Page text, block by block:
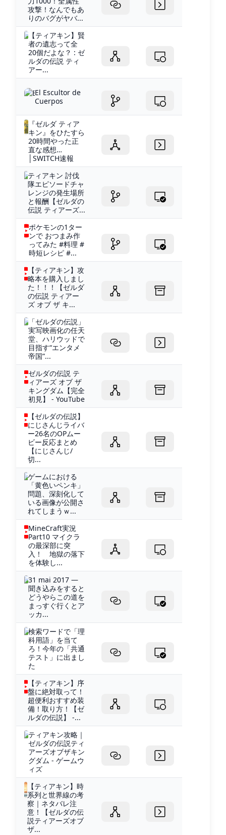
攻撃！なんでもあ
りのバグがヤバ...
【ティアキン】賢
者の遺志って全
20個だよな？ : ゼ
ルダの伝説 ティ
アー...
El Escultor de
Cuerpos
『ゼルダ ティア
キン』をひたすら
20時間やった正
直な感想…
│SWITCH速報
ティアキン 討伐
隊エピソードチャ
レンジの発生場所
と報酬【ゼルダの
伝説 ティアーズ...
ポケモンの1ター
ンで おつまみ作
ってみた #料理 #
時短レシピ #...
【ティアキン】攻
略本を購入しまし
た！！！【ゼルダ
の伝説 ティアー
ズ オブ ザ キ...
「ゼルダの伝説」
実写映画化の任天
堂、ハリウッドで
目指す“エンタメ
帝国”...
ゼルダの伝説 テ
ィアーズ オブ ザ
キングダム【完全
初見】 - YouTube
【ゼルダの伝説】
にじさんじライバ
ー26名のOPムー
ビー反応まとめ
【にじさんじ/
切...
ゲームにおける
「黄色いペンキ」
問題、深刻化して
いる画像が公開さ
れてしまうｗ...
MineCraft実況
Part10 マイクラ
の最深部に突
入！ 地獄の落下
を体験し...
31 mai 2017 —
聞き込みをすると
どうやらこの道を
まっすぐ行くとア
ッカ...
検索ワードで「理
科用語」を当て
ろ！今年の「共通
テスト」に出まし
た
【ティアキン】序
盤に絶対取って！
超便利おすすめ装
備！取り方！【ゼ
ルダの伝説】 -...
ティアキン攻略｜
ゼルダの伝説ティ
アーズオブザキン
グダム - ゲームウ
ィズ
【ティアキン】時
系列と世界線の考
察｜ネタバレ注
意！【ゼルダの伝
説ティアーズオブ
ザ...